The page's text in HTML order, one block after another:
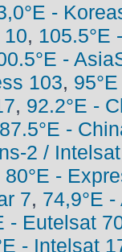
-
10, 105.5°E
-
103,
, 92.2°E -
87.5°E -
2 /
80°E -
7, 74,9°E
- Eutelsat
- Intelsat